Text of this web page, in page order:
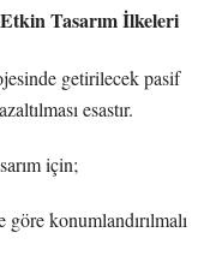
Tasarım İlkeleri
getirilecek pasif
esastır.
için;
göre konumlandırılmalı